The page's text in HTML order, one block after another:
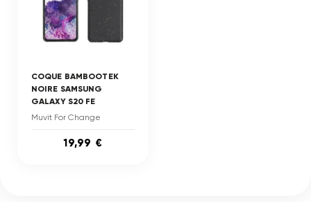
COQUE BAMBOOTEK
NOIRE SAMSUNG
GALAXY S20 FE
Muvit For Change
19,99 €